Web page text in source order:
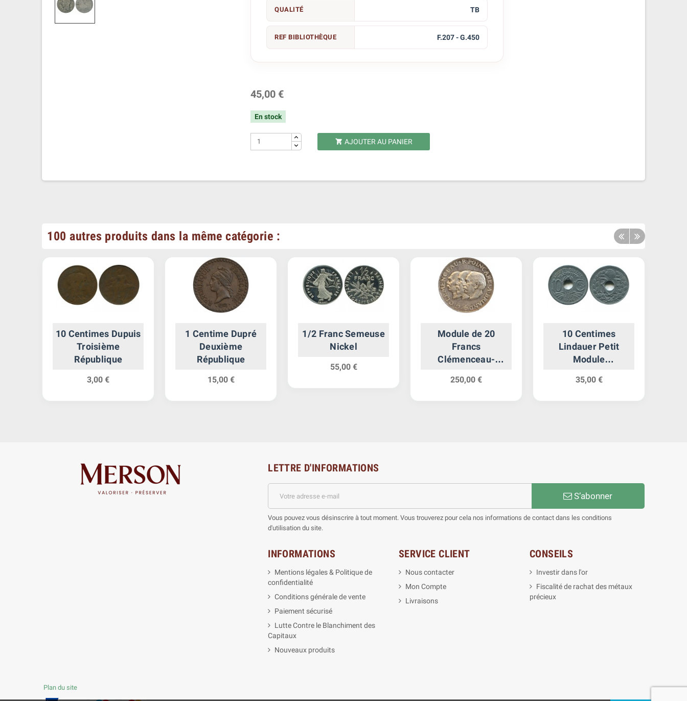
QUALITÉ TB
REF BIBLIOTHÈQUE F.207 - G.450
45,00 €
En stock
 AJOUTER AU PANIER
100 autres produits dans la même catégorie :
10 Centimes Dupuis
Troisième
République
3,00 €
1 Centime Dupré
Deuxième
République
15,00 €
1/2 Franc Semeuse
Nickel
55,00 €
Module de 20
Francs
Clémenceau-
10ème
250,00 €
10 Centimes
Lindauer Petit
Module
Provisoire
35,00 €
LETTRE D'INFORMATIONS
S’abonner
Vous pouvez vous désinscrire à tout moment. Vous trouverez pour cela nos informations de contact dans les conditions
d'utilisation du site.
INFORMATIONS
Mentions légales & Politique de
confidentialité
Conditions générale de vente
Paiement sécurisé
Lutte Contre le Blanchiment des
Capitaux
Nouveaux produits
SERVICE CLIENT
Nous contacter
Mon Compte
Livraisons
CONSEILS
Investir dans l'or
Fiscalité de rachat des métaux
précieux
Plan du site